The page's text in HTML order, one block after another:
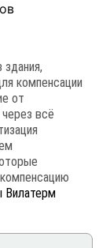
компенсации
от
всё
Вилатерм